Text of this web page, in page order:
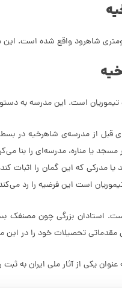
شاهرود واقع شده است.
است. این مدرسه به
قبل از مدرسه‌ی شاهرخیه
یا مناره، مدرسه‌ای را بنا
مدرکی که این گمان را اثبات
است این فرضیه را رد
استادان بزرگی چون مصنفک
مقدماتی تحصیلات خود را در این